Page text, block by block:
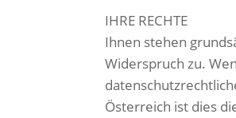
IHRE RECHTE
Ihnen stehen
Widerspruch zu.
Österreich ist dies